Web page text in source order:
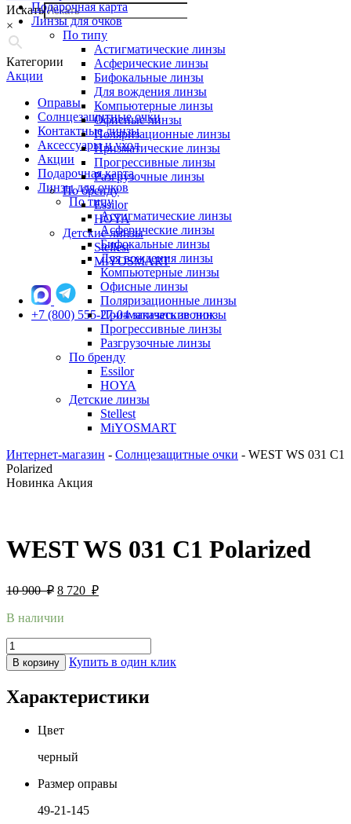
Искать
×
Категории
Акции
Оправы
Солнцезащитные очки
Контактные линзы
Аксессуары и уход
Акции
Подарочная карта
Линзы для очков
По типу
Астигматические линзы
Асферические линзы
Бифокальные линзы
Для вождения линзы
Компьютерные линзы
Офисные линзы
Поляризационные линзы
Призматические линзы
Прогрессивные линзы
Разгрузочные линзы
По бренду
Essilor
HOYA
Детские линзы
Stellest
MiYOSMART
Подарочная карта
Линзы для очков
По типу
Астигматические линзы
Асферические линзы
Бифокальные линзы
Для вождения линзы
Компьютерные линзы
Офисные линзы
Поляризационные линзы
Призматические линзы
Прогрессивные линзы
Разгрузочные линзы
По бренду
Essilor
HOYA
Детские линзы
Stellest
MiYOSMART
+7 (800) 555-27-04 заказать звонок
Интернет-магазин - Солнцезащитные очки - WEST WS 031 C1
Polarized
Новинка Акция
WEST WS 031 C1 Polarized
10 900₽ 8 720 ₽
В наличии
В корзину Купить в один клик
Характеристики
Цвет
черный
Размер оправы
49-21-145